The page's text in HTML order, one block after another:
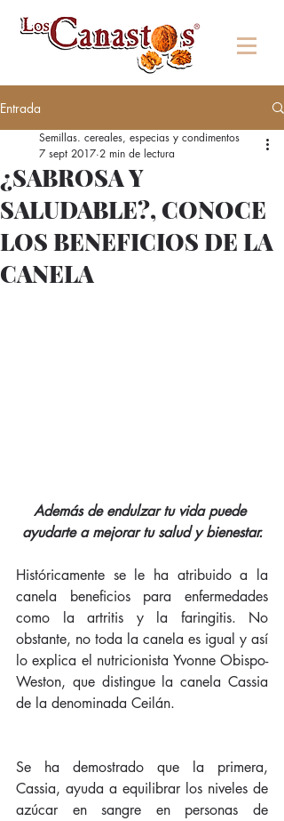
Entrada
¿SABROSA Y
SALUDABLE?, CONOCE
LOS BENEFICIOS DE LA
CANELA
Semillas. cereales, especias y condimentos
7 sept 2017 2 min de lectura
Además de endulzar tu vida puede
ayudarte a mejorar tu salud y bienestar.
Históricamente se le ha atribuido a la
canela beneficios para enfermedades
como la artritis y la faringitis. No
obstante, no toda la canela es igual y así
lo explica el nutricionista Yvonne Obispo-
Weston, que distingue la canela Cassia
de la denominada Ceilán.
Se ha demostrado que la primera,
Cassia, ayuda a equilibrar los niveles de
azúcar en sangre en personas de